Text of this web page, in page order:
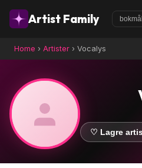
Artist Family
Home › Artister › Vocalys
♡ Lagre